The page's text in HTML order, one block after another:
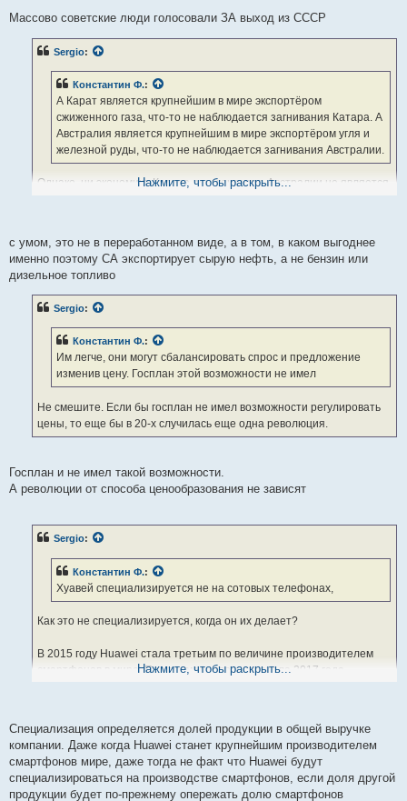
Массово советские люди голосовали ЗА выход из СССР
Sergio:
Константин Ф.:
А Карат является крупнейшим в мире экспортёром
сжиженного газа, что-то не наблюдается загнивания Катара. А
Австралия является крупнейшим в мире экспортёром угля и
железной руды, что-то не наблюдается загнивания Австралии.
Однако, ни экономика Катара, ни экономика Австралии не является
Экспортировать можно и ресурсы в сыром виде, главное с
умом
Если с умом, то в переработанном.
Нажмите, чтобы раскрыть...
с умом, это не в переработанном виде, а в том, в каком выгоднее
именно поэтому СА экспортирует сырую нефть, а не бензин или
дизельное топливо
Sergio:
Константин Ф.:
Им легче, они могут сбалансировать спрос и предложение
изменив цену. Госплан этой возможности не имел
Не смешите. Если бы госплан не имел возможности регулировать
цены, то еще бы в 20-х случилась еще одна революция.
Госплан и не имел такой возможности.
А революции от способа ценообразования не зависят
Sergio:
Константин Ф.:
Хуавей специализируется не на сотовых телефонах,
Как это не специализируется, когда он их делает?
В 2015 году Huawei стала третьим по величине производителем
смартфонов в мире. По итогам первого квартала 2017 года
Apple,став вторым по величине производителем смартфонов в
мире
В июне 2018 года Huawei стала лидером по интернет-продажам
Нажмите, чтобы раскрыть...
Специализация определяется долей продукции в общей выручке
компании. Даже когда Huawei станет крупнейшим производителем
смартфонов мире, даже тогда не факт что Huawei будут
специализироваться на производстве смартфонов, если доля другой
продукции будет по-прежнему опережать долю смартфонов